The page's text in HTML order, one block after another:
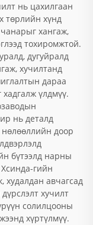
нь цахилгаан
төрлийн хүнд
хангаж,
тохиромжтой.
дугуйралд
хучилтанд
дараа
үлдмүү.
нь деталд
доор
бүтээлд нарны
гийн
худалдан авчагсад
хучилт
солилцооны
хүртүлмүү.